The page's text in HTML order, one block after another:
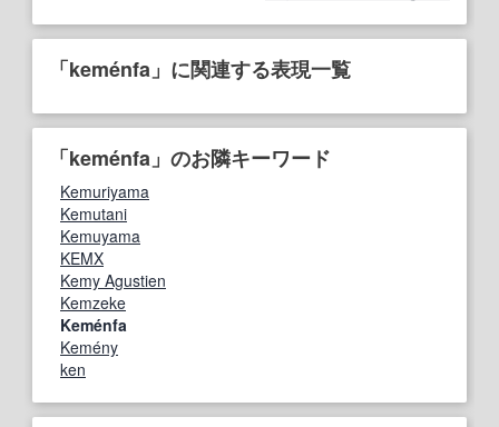
「keménfa」に関連する表現一覧
「keménfa」のお隣キーワード
Kemuriyama
Kemutani
Kemuyama
KEMX
Kemy Agustien
Kemzeke
Keménfa
Kemény
ken